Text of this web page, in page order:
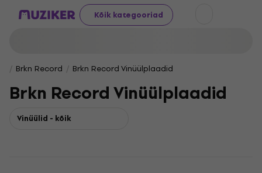
Kõik kategooriad
Brkn Record Brkn Record Vinüülplaadid
Brkn Record Vinüülplaadid
Vinüülid - kõik